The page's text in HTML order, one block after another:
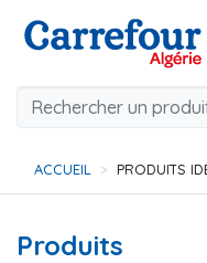
ACCUEIL PRODUITS
Produits